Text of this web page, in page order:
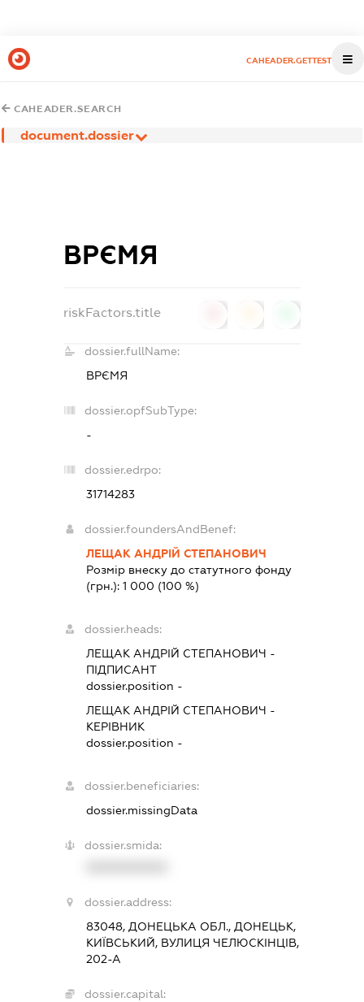
CAHEADER.GETTEST
CAHEADER.SEARCH
document.dossier
ВРЄМЯ
riskFactors.title
dossier.fullName:
ВРЄМЯ
dossier.opfSubType:
-
dossier.edrpo:
31714283
dossier.foundersAndBenef:
ЛЕЩАК АНДРІЙ СТЕПАНОВИЧ
Розмір внеску до статутного фонду
(грн.):1 000 (100 %)
dossier.heads:
ЛЕЩАК АНДРІЙ СТЕПАНОВИЧ -
ПІДПИСАНТ
dossier.position -
ЛЕЩАК АНДРІЙ СТЕПАНОВИЧ -
КЕРІВНИК
dossier.position -
dossier.beneficiaries:
dossier.missingData
dossier.smida:
dossier.address:
83048, ДОНЕЦЬКА ОБЛ., ДОНЕЦЬК,
КИЇВСЬКИЙ, ВУЛИЦЯ ЧЕЛЮСКІНЦІВ,
202-А
dossier.capital: